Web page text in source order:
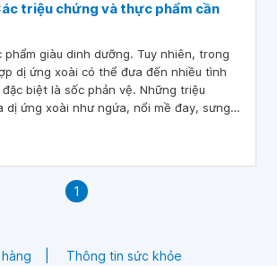
triệu chứng và thực phẩm cần
phẩm giàu dinh dưỡng. Tuy nhiên, trong
dị ứng xoài có thể đưa đến nhiều tình
biệt là sốc phản vệ. Những triệu
dị ứng xoài như ngứa, nổi mề đay, sưng
ứng xoài.
1
Thông tin sức khỏe